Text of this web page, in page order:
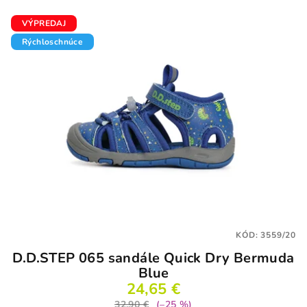
VÝPREDAJ
Rýchloschnúce
D.D.STEP 065 sandále Quick Dry Bermuda
Blue
24,65 €
32,90 €
(–25 %)
KÓD:3559/20